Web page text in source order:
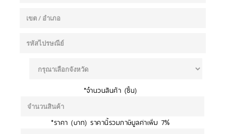
*จำนวนสินค้า (ชิ้น)
*ราคา (บาท) ราคานี้รวมภาษีมูลค่าเพิ่ม 7%